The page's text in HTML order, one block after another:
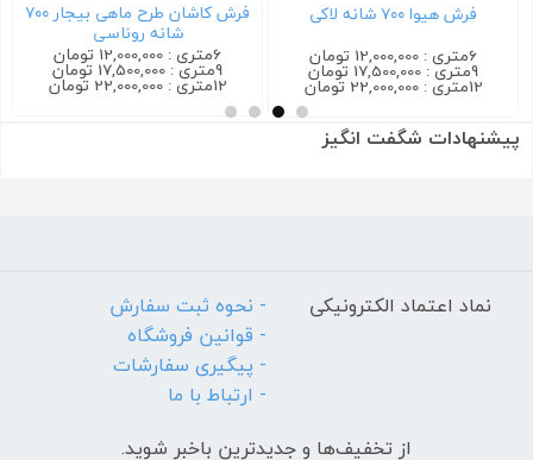
فرش هیوا ۷۰۰ شانه لاکی
6متری : 12,000,000 تومان
9متری : 17,500,000 تومان
12متری : 22,000,000 تومان
فرش کاشان طرح ماهی بیجار ۷۰۰
شانه روناسی
6متری : 12,000,000 تومان
9متری : 17,500,000 تومان
12متری : 22,000,000 تومان
پیشنهادات شگفت انگیز
نماد اعتماد الکترونیکی
- نحوه ثبت سفارش
- قوانین فروشگاه
- پیگیری سفارشات
- ارتباط با ما
از تخفیف‌ها و جدیدترین‌ باخبر شوید.